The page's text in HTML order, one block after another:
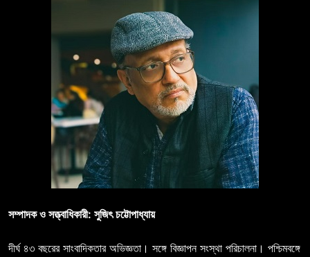
সম্পাদক ও সত্ত্বাধিকারী: সুজিৎ চট্টোপাধ্যায়
দীর্ঘ ৪৩ বছরের সাংবাদিকতার অভিজ্ঞতা। সঙ্গে বিজ্ঞাপন সংস্থা পরিচালনা। পশ্চিমবঙ্গে